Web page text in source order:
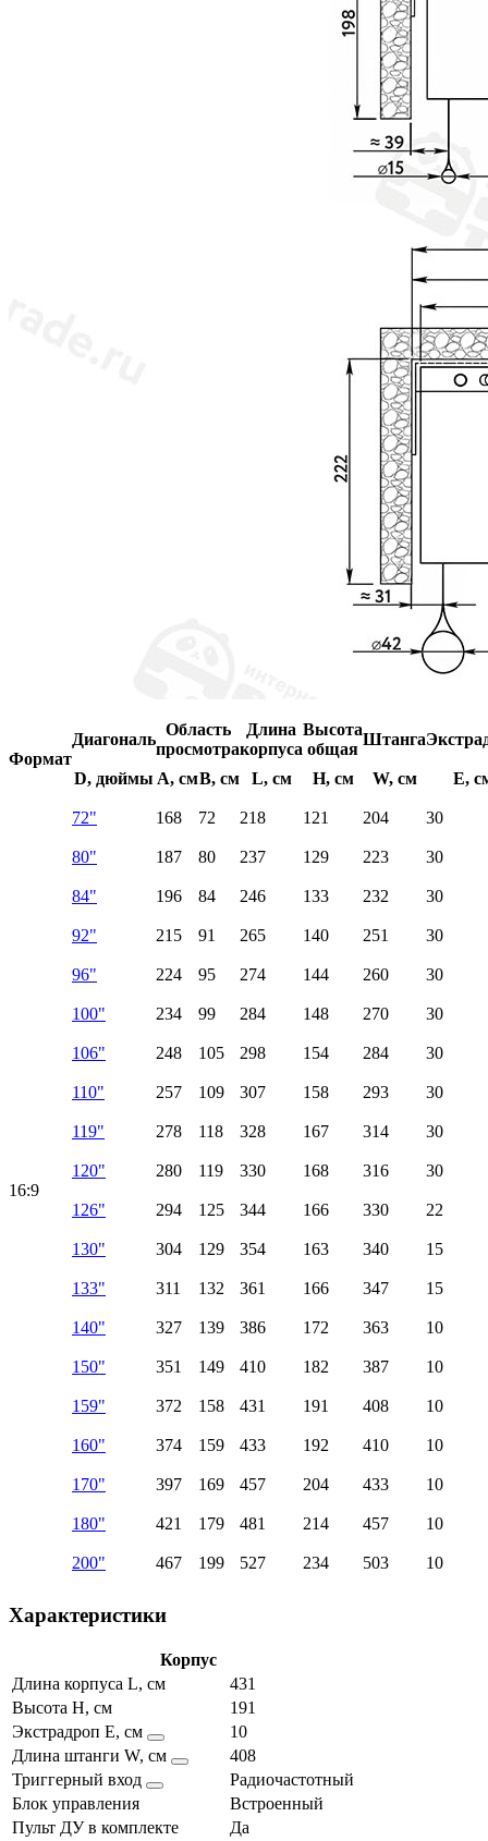
Формат
Диагональ
Область
просмотра
Длина
корпуса
Высота
общая
Штанга
D, дюймы A, смB, см L, см H, см W, см E,
16:9
72" 168 72 218 121 204 30
80" 187 80 237 129 223 30
84" 196 84 246 133 232 30
92" 215 91 265 140 251 30
96" 224 95 274 144 260 30
100" 234 99 284 148 270 30
106" 248 105 298 154 284 30
110" 257 109 307 158 293 30
119" 278 118 328 167 314 30
120" 280 119 330 168 316 30
126" 294 125 344 166 330 22
130" 304 129 354 163 340 15
133" 311 132 361 166 347 15
140" 327 139 386 172 363 10
150" 351 149 410 182 387 10
159" 372 158 431 191 408 10
160" 374 159 433 192 410 10
170" 397 169 457 204 433 10
180" 421 179 481 214 457 10
200" 467 199 527 234 503 10
Характеристики
Корпус
Длина корпуса L, см
431
Высота H, см
191
Экстрадроп E, см
10
Длина штанги W, см
408
Триггерный вход
Радиочастотный
Блок управления
Встроенный
Пульт ДУ в комплекте
Да